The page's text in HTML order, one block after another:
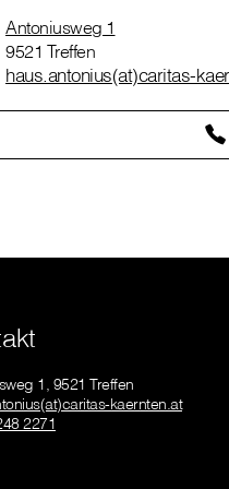
Antoniusweg 1
9521 Treffen
haus.antonius(at)caritas-
1, 9521 Treffen
kaernten.at
2271